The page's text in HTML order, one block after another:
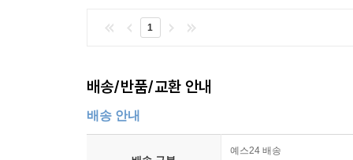
1
배송/반품/교환 안내
배송 안내
예스24 배송